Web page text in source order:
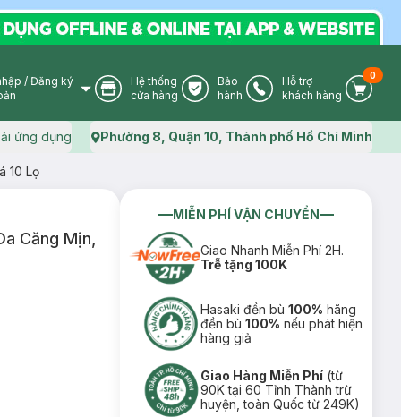
User Icon
/ Đăng ký
Store Icon
Hệ thống
cửa hàng
Warranty Icon
Bảo
hành
Phone Icon
Hỗ trợ
khách hàng
Cart
0
ứng dụng Map icon
Phường 8, Quận 10, Thành phố Hồ Chí Minh
10 Lọ
Căng Mịn,
MIỄN PHÍ VẬN CHUYỂN
Giao Nhanh Miễn Phí 2H.
Trễ tặng 100K
Hasaki đền bù100% hãng
đền bù100% nếu phát hiện
hàng giả
Giao Hàng Miễn Phí (từ
90K tại 60 Tỉnh Thành trừ
huyện, toàn Quốc từ 249K)